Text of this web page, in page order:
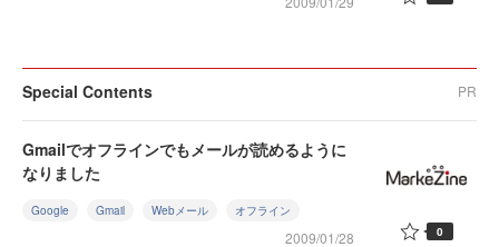
Special Contents PR
Gmailでオフラインでもメールが読めるように
なりました
Google Gmail Webメール オフライン
2009/01/28 0